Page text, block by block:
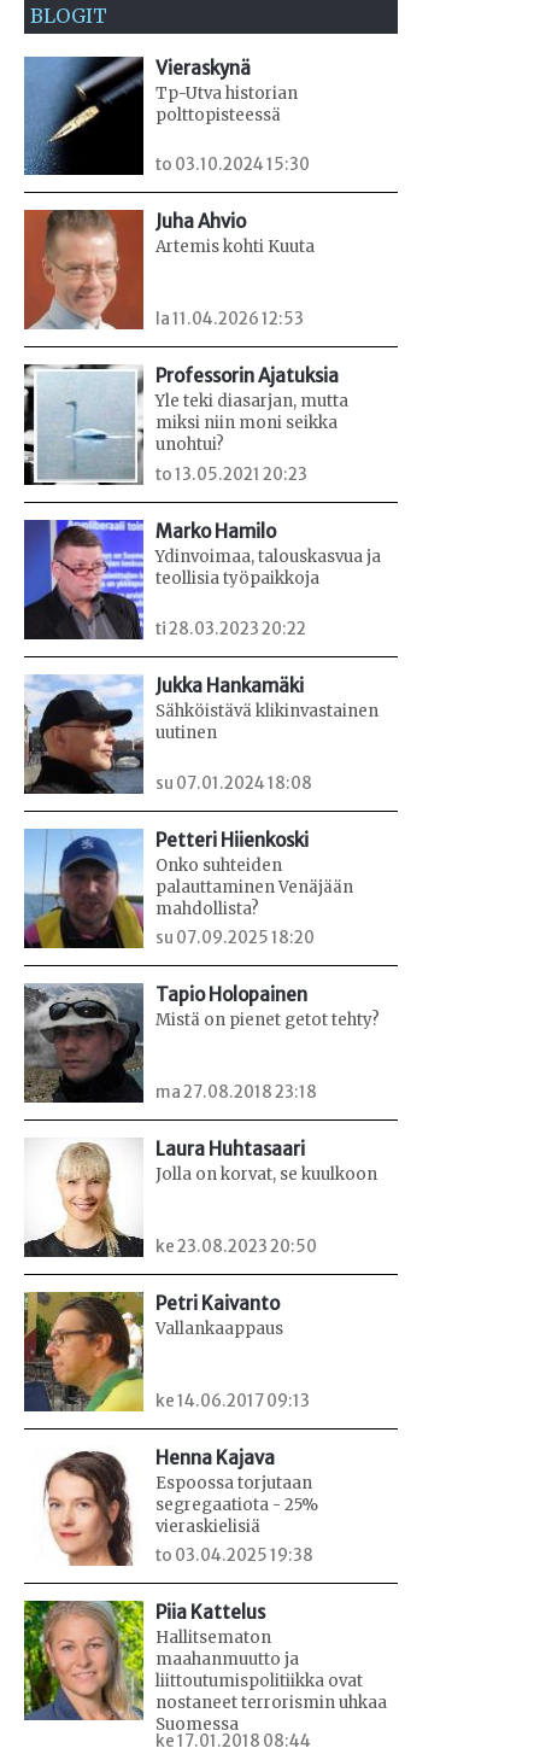
BLOGIT
Vieraskynä
Tp-Utva historian
polttopisteessä
to 03.10.2024 15:30
Juha Ahvio
Artemis kohti Kuuta
la 11.04.2026 12:53
Professorin Ajatuksia
Yle teki diasarjan, mutta
miksi niin moni seikka
unohtui?
to 13.05.2021 20:23
Marko Hamilo
Ydinvoimaa, talouskasvua ja
teollisia työpaikkoja
ti 28.03.2023 20:22
Jukka Hankamäki
Sähköistävä klikinvastainen
uutinen
su 07.01.2024 18:08
Petteri Hiienkoski
Onko suhteiden
palauttaminen Venäjään
mahdollista?
su 07.09.2025 18:20
Tapio Holopainen
Mistä on pienet getot tehty?
ma 27.08.2018 23:18
Laura Huhtasaari
Jolla on korvat, se kuulkoon
ke 23.08.2023 20:50
Petri Kaivanto
Vallankaappaus
ke 14.06.2017 09:13
Henna Kajava
Espoossa torjutaan
segregaatiota - 25%
vieraskielisiä
to 03.04.2025 19:38
Piia Kattelus
Hallitsematon
maahanmuutto ja
liittoutumispolitiikka ovat
nostaneet terrorismin uhkaa
Suomessa
ke 17.01.2018 08:44